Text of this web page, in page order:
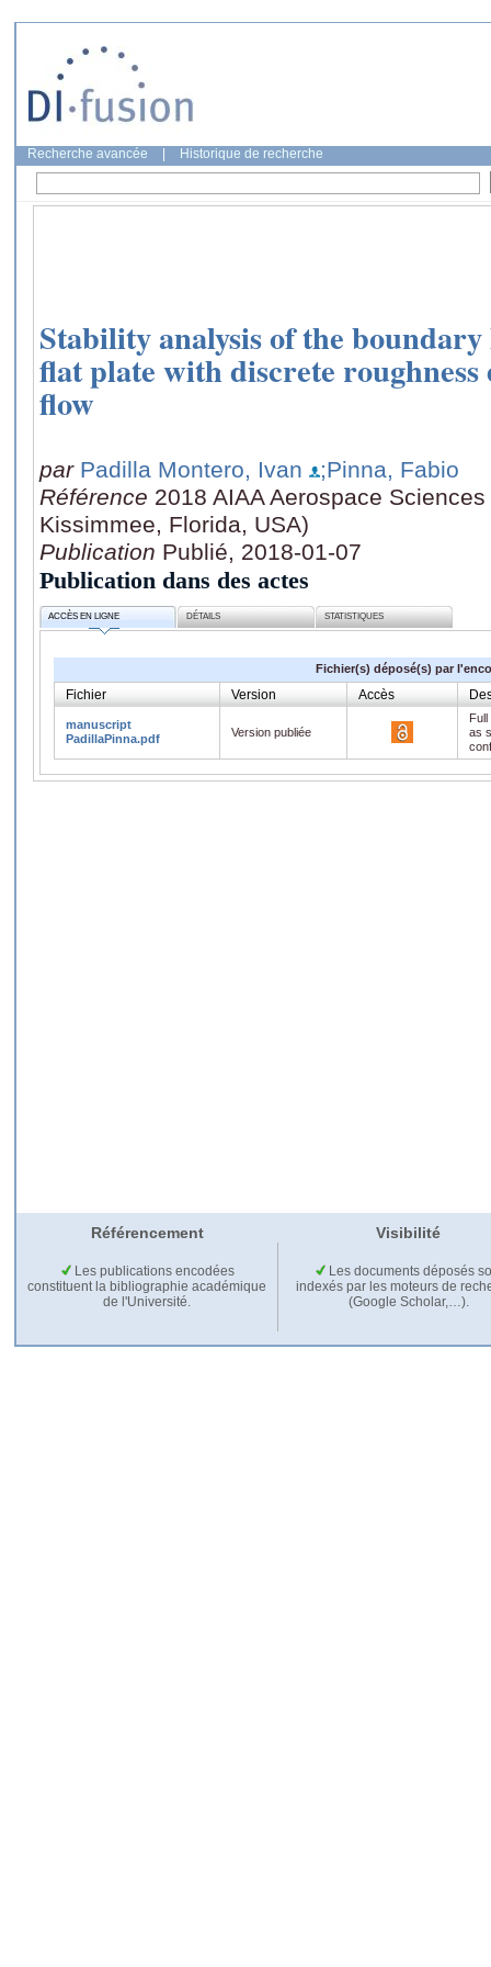
Recherche avancée Historique de recherche
Stability analysis of the
flat plate with discrete
flow
par Padilla Montero, Ivan
;Pinna, Fabio
Référence 2018 AIAA Aerospace
Kissimmee, Florida, USA)
Publication Publié, 2018-01-07
Publication dans des actes
ACCÈS EN LIGNE DÉTAILS STATISTIQUES
Fichier(s) déposé(s) par
Fichier Version Accès
manuscript
PadillaPinna.pdf
Version publiée
as
Référencement Visibilité
Les publications encodées
constituent la bibliographie académique
de l'Université.
Les documents déposés
indexés par les moteurs de
(Google Scholar,…).